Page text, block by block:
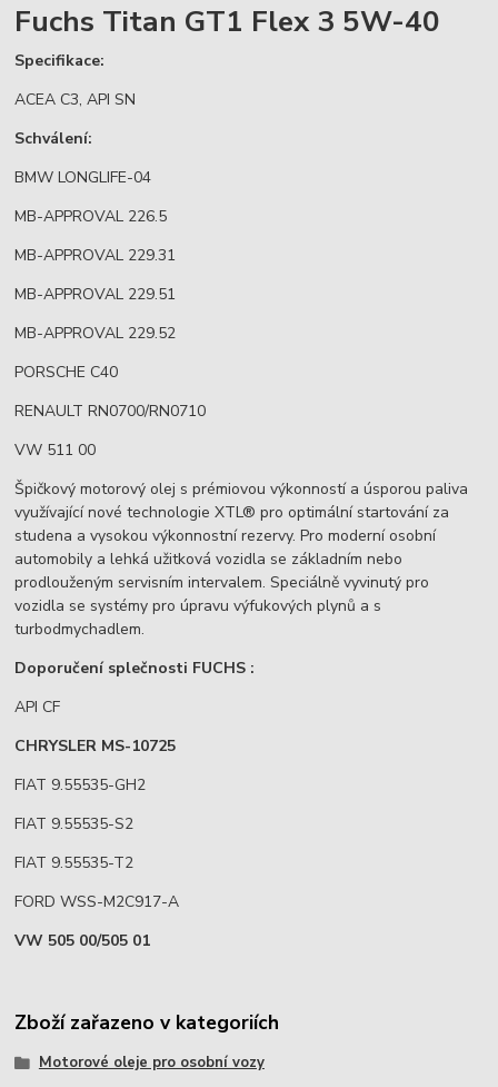
Fuchs Titan GT1 Flex 3 5W-40
Specifikace:
ACEA C3, API SN
Schválení:
BMW LONGLIFE-04
MB-APPROVAL 226.5
MB-APPROVAL 229.31
MB-APPROVAL 229.51
MB-APPROVAL 229.52
PORSCHE C40
RENAULT RN0700/RN0710
VW 511 00
Špičkový motorový olej s prémiovou výkonností a úsporou paliva
využívající nové technologie XTL® pro optimální startování za
studena a vysokou výkonnostní rezervy. Pro moderní osobní
automobily a lehká užitková vozidla se základním nebo
prodlouženým servisním intervalem. Speciálně vyvinutý pro
vozidla se systémy pro úpravu výfukových plynů a s
turbodmychadlem.
Doporučení splečnosti FUCHS :
API CF
CHRYSLER MS-10725
FIAT 9.55535-GH2
FIAT 9.55535-S2
FIAT 9.55535-T2
FORD WSS-M2C917-A
VW 505 00/505 01
Zboží zařazeno v kategoriích
Motorové oleje pro osobní vozy